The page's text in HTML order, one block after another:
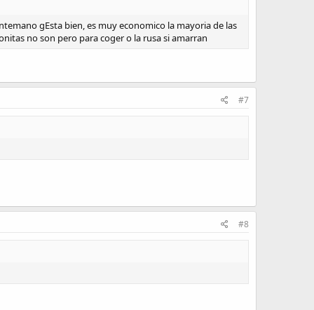
gEsta bien, es muy economico la mayoria de las
no son pero para coger o la rusa si amarran
#7
#8